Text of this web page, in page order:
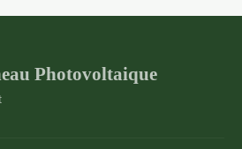
Photovoltaique